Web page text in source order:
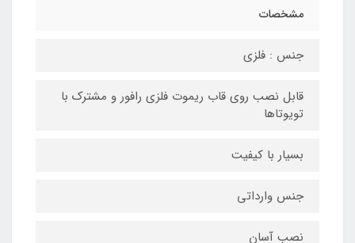
مشخصات
جنس : فلزی
قابل نصب روی قاب ریموت فلزی رافور و مشترک با
تویوتاها
بسیار با کیفیت
جنس وارداتی
نصب آسان